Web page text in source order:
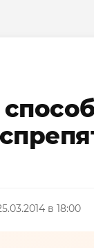
в 18:00